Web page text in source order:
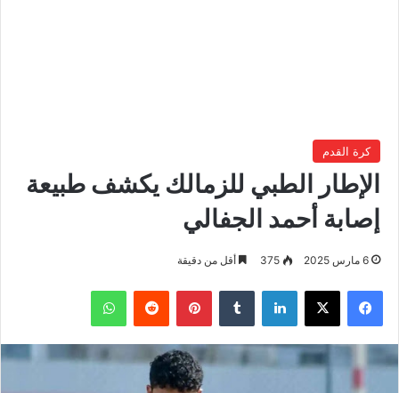
كرة القدم
الإطار الطبي للزمالك يكشف طبيعة
إصابة أحمد الجفالي
6 مارس 2025 375 أقل من دقيقة
فيسبوك ‫X لينكدإن بينتيريست واتساب